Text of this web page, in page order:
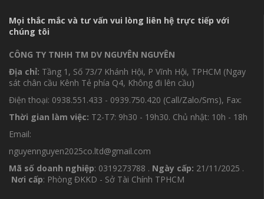
Mọi thắc mắc và tư vấn vui lòng liên hệ trực tiếp với
chúng tôi
CÔNG TY TNHH TM DV NGUYÊN NGUYÊN
Địa chỉ: Tầng 1, Số 73/7 Khánh Hội, P Vĩnh Hội, TPHCM (Ngay
sát chân cầu Kênh Tẻ phía Q4, Không đi lên cầu)
Điện thoại: 0938.551.433 - 0939.750.420 (Call/Zalo/Sms), Fax:
Thời gian làm việc: T2-T7: 9h30 - 19h30. Chủ nhật: 10h - 18h
Email:
nguyennguyen2025co.ltd@gmail.com
Mã số doanh nghiệp: 0319273788 . Ngày cấp: 21/11/2025 .
Nơi cấp: Phòng ĐKKD - Sở Tài Chính TPHCM